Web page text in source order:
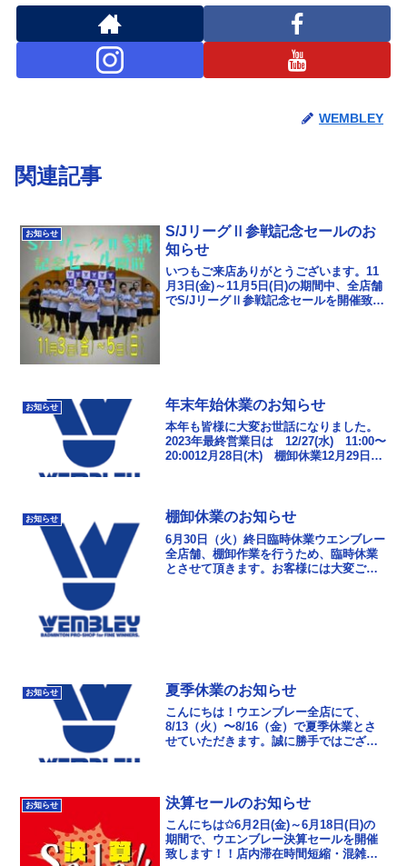
WEMBLEY
関連記事
お知らせ
S/JリーグⅡ参戦記念セールのお
知らせ
いつもご来店ありがとうございます。11
月3日(金)～11月5日(日)の期間中、全店舗
でS/JリーグⅡ参戦記念セールを開催致し
お知らせ 年末年始休業のお知らせ
本年も皆様に大変お世話になりました。
2023年最終営業日は 12/27(水) 11:00〜
20:0012月28日(木) 棚卸休業12月29日
お知らせ 棚卸休業のお知らせ
6月30日（火）終日臨時休業ウエンブレー
全店舗、棚卸作業を行うため、臨時休業
とさせて頂きます。お客様には大変ご迷
お知らせ 夏季休業のお知らせ
こんにちは！ウエンブレー全店にて、
8/13（火）〜8/16（金）で夏季休業とさ
せていただきます。誠に勝手ではござい
お知らせ 決算セールのお知らせ
こんにちは✩6月2日(金)～6月18日(日)の
期間で、ウエンブレー決算セールを開催
致します！！店内滞在時間短縮・混雑緩